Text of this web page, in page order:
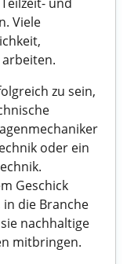
Viele
zu sein,
oder ein
Geschick
die Branche
nachhaltige
mitbringen.